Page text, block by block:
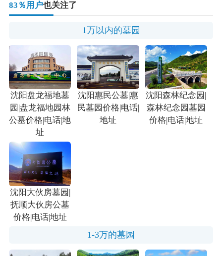
83％用户也关注了
1万以内的墓园
沈阳盘龙福地墓
园|盘龙福地园林
公墓价格|电话|地
址
沈阳惠民公墓|惠
民墓园价格|电话|
地址
沈阳森林纪念园|
森林纪念园墓园
价格|电话|地址
沈阳大伙房墓园|
抚顺大伙房公墓
价格|电话|地址
1-3万的墓园